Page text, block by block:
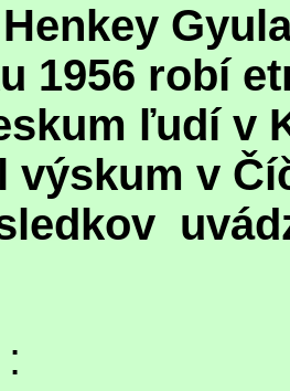
1956 robí
ľudí v
výskum v